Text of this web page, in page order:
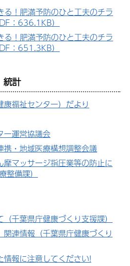
る！肥満予防のひと工夫のチラ
：636.1KB）
る！肥満予防のひと工夫のチラ
：651.3KB）
統計
福祉センター）だより
ー運営協議会
携・地域医療構想調整会議
摩マッサージ指圧業等の防止に
整備課）
千葉県庁健康づくり支援課）
連情報（千葉県庁健康づくり
報に注意してください!